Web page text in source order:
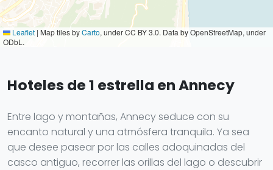
Leaflet | Map tiles byCarto, under CC BY 3.0. Data by OpenStreetMap, under
ODbL.
Hoteles de 1 estrella en Annecy
Entre lago y montañas, Annecy seduce con su
encanto natural y una atmósfera tranquila. Ya sea
que desee pasear por las calles adoquinadas del
casco antiguo, recorrer las orillas del lago o descubrir